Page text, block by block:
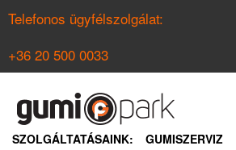
Telefonos ügyfélszolgálat:
+36 20 500 0033
NYÁRI GUMI KERESŐ
SZOLGÁLTATÁSAINK:
GUMISZERVIZ